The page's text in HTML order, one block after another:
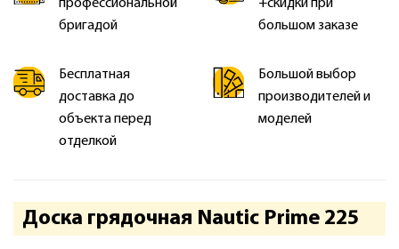
профессиональной
бригадой
+скидки при
большом заказе
Бесплатная
доставка до
объекта перед
отделкой
Большой выбор
производителей и
моделей
Доска грядочная Nautic Prime 225